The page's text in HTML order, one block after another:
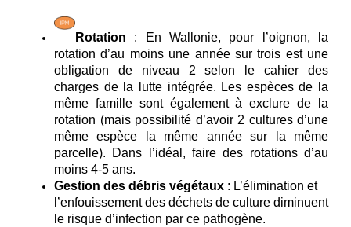
Rotation : En Wallonie, pour l’oignon, la
rotation d’au moins une année sur trois est une
obligation de niveau 2 selon le cahier des
charges de la lutte intégrée. Les espèces de la
même famille sont également à exclure de la
rotation (mais possibilité d’avoir 2 cultures d’une
même espèce la même année sur la même
parcelle). Dans l’idéal, faire des rotations d’au
moins 4-5 ans.
Gestion des débris végétaux : L’élimination et
l’enfouissement des déchets de culture diminuent
le risque d’infection par ce pathogène.